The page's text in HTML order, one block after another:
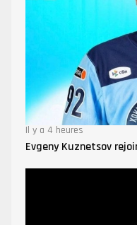
Il y a 4 heures
Evgeny Kuznetsov